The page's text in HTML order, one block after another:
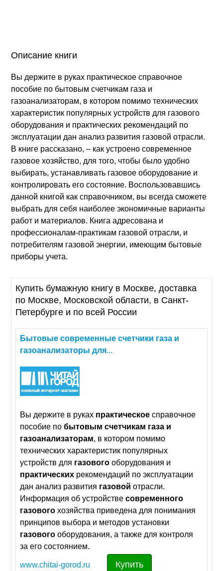
Описание книги
Вы держите в руках практическое справочное
пособие по бытовым счетчикам газа и
газоанализаторам, в котором помимо технических
характеристик популярных устройств для газового
оборудования и практических рекомендаций по
эксплуатации дан анализ развития газовой отрасли.
В книге рассказано, – как устроено современное
газовое хозяйство, для того, чтобы было удобно
выбирать, устанавливать газовое оборудование и
контролировать его состояние. Воспользовавшись
данной книгой как справочником, вы всегда сможете
выбрать для себя наиболее экономичные варианты
работ и материалов. Книга адресована и
профессионалам-практикам газовой отрасли, и
потребителям газовой энергии, имеющим бытовые
приборы учета.
Купить бумажную книгу в Москве, доставка
по Москве, Московской области, в Санкт-
Петербурге и по всей России
Бытовые современные счетчики газа и
газоанализаторы для...
Вы держите в руках практическое справочное
пособие побытовым счетчикам газа и
газоанализаторам, в котором помимо
технических характеристик популярных
устройств для газового оборудования и
практических рекомендаций по эксплуатации
дан анализ развития газовой отрасли.
Информация об устройствесовременного
газового хозяйства приведена для понимания
принципов выбора и методов установки
газового оборудования, а также для контроля
за его состоянием.
www.chitai-gorod.ru Купить